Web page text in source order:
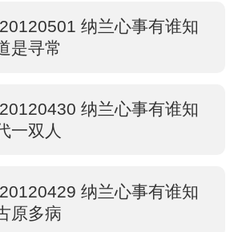
纳兰心事有谁知
是寻常
纳兰心事有谁知
一双人
纳兰心事有谁知
原多病